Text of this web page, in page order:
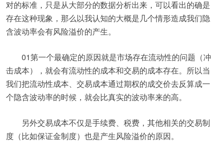
对的标准，只是从大部分的数据分析出来，可以看出的确是
存在这种现象，那么以我认知的大概是几个情形造成我们隐
含波动率会有风险溢价的产生。
01第一个最确定的原因就是市场存在流动性的问题（冲
击成本），就会有流动性的成本和交易的成本存在。所以当
我们把流动性成本、交易成本通过期权的成交价去反算成一
个隐含波动率的时候，就会比真实的波动率来的高。
另外交易成本不仅是手续费、税费，其他相关的交易制
度（比如保证金制度）也是产生风险溢价的原因。